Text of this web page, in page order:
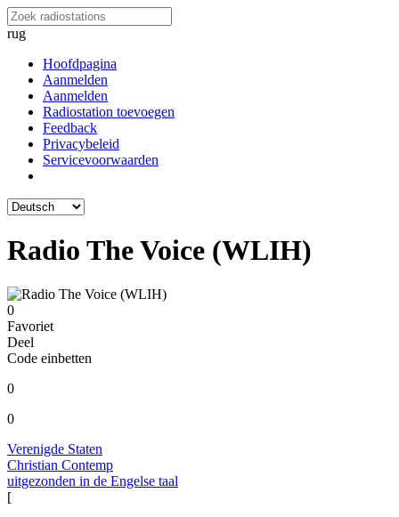
rug
Hoofdpagina
Aanmelden
Aanmelden
Radiostation toevoegen
Feedback
Privacybeleid
Servicevoorwaarden
Radio The Voice (WLIH)
0
Favoriet
Deel
Code einbetten
0
0
Verenigde Staten
Christian Contemp
uitgezonden in de Engelse taal
[